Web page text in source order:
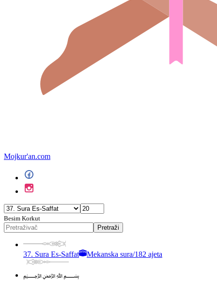
Mojkur'an.com
Besim Korkut
Pretraži
37. Sura Es-Saffat Mekanska sura/182 ajeta
﷽